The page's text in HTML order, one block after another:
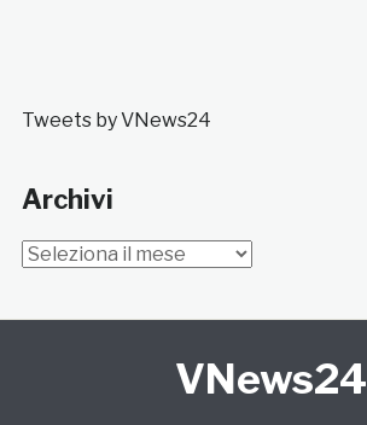
Tweets by VNews24
Archivi
Archivi
VNews24